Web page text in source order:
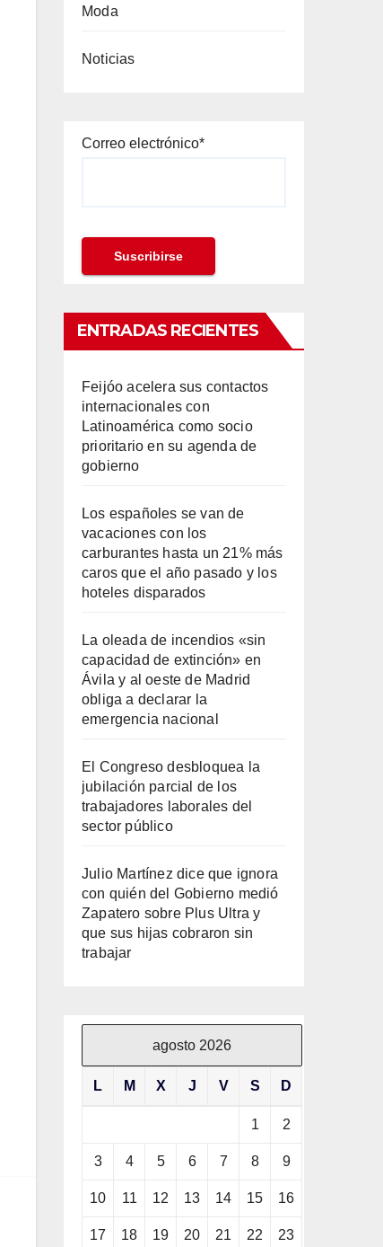
Moda
Noticias
Correo electrónico*
ENTRADAS RECIENTES
Feijóo acelera sus contactos
internacionales con
Latinoamérica como socio
prioritario en su agenda de
gobierno
Los españoles se van de
vacaciones con los
carburantes hasta un 21% más
caros que el año pasado y los
hoteles disparados
La oleada de incendios «sin
capacidad de extinción» en
Ávila y al oeste de Madrid
obliga a declarar la
emergencia nacional
El Congreso desbloquea la
jubilación parcial de los
trabajadores laborales del
sector público
Julio Martínez dice que ignora
con quién del Gobierno medió
Zapatero sobre Plus Ultra y
que sus hijas cobraron sin
trabajar
agosto 2026
L M X J V S D
1 2
3 4 5 6 7 8 9
10 11 12 13 14 15 16
17 18 19 20 21 22 23